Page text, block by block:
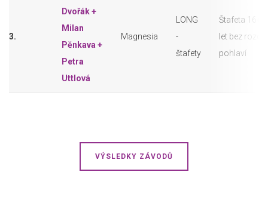
3.
Dvořák +
Milan
Pěnkava +
Petra
Uttlová
Magnesia
LONG
-
štafety
Štafeta 16+
let bez
pohlaví
VÝSLEDKY ZÁVODŮ